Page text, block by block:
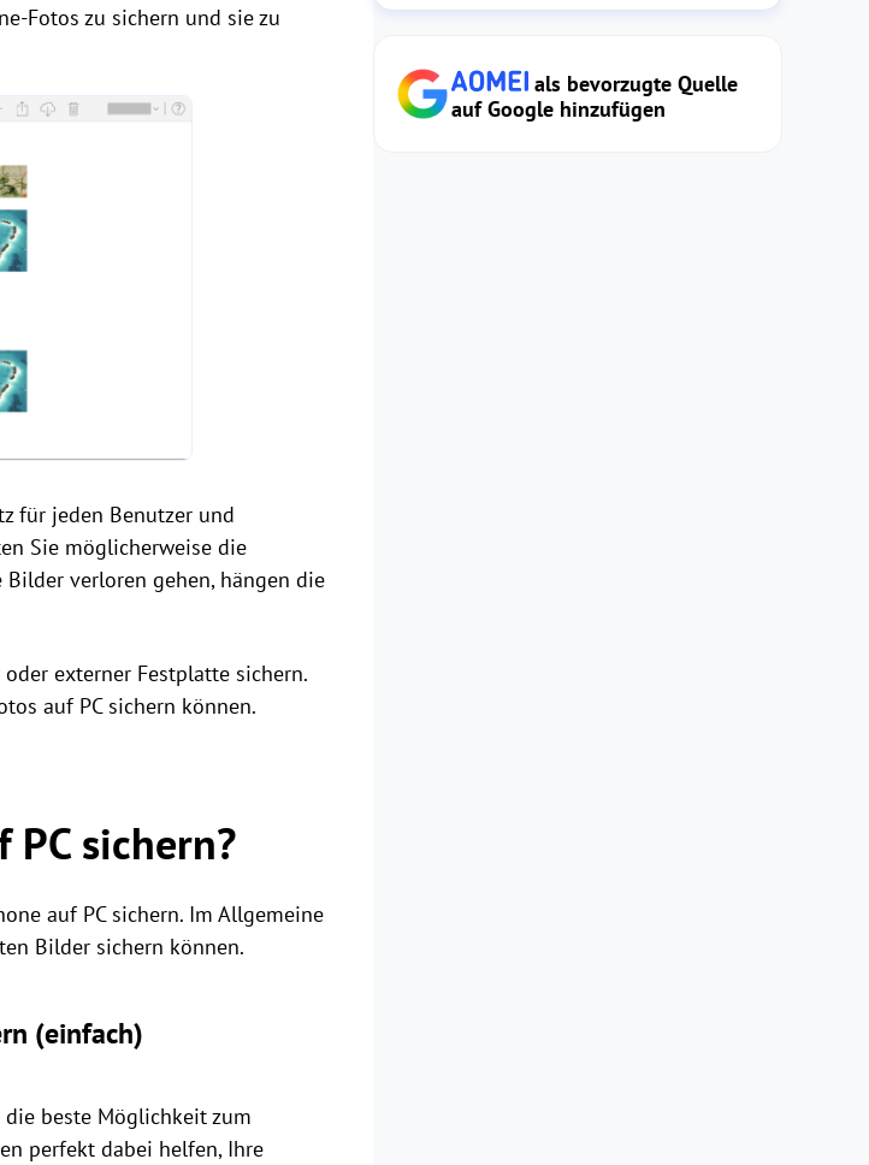
Fotos zu sichern und sie zu
für jeden Benutzer und
Sie möglicherweise die
verloren gehen, hängen die
externer Festplatte sichern.
auf PC sichern können.
sichern?
auf PC sichern. Im Allgemeine
Bilder sichern können.
(einfach)
die beste Möglichkeit zum
perfekt dabei helfen, Ihre
als bevorzugte Quelle
auf Google hinzufügen